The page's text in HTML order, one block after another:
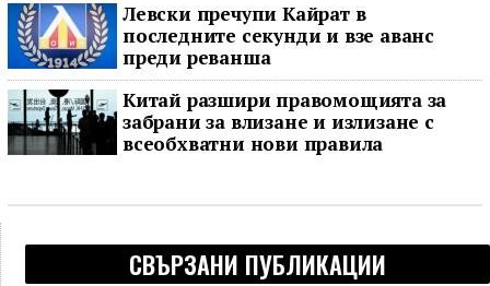
Левски пречупи Кайрат в
последните секунди и взе аванс
преди реванша
Китай разшири правомощията за
забрани за влизане и излизане с
всеобхватни нови правила
СВЪРЗАНИ ПУБЛИКАЦИИ